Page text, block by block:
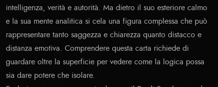
intelligenza, verità e autorità. Ma dietro il suo esteriore calmo
e la sua mente analitica si cela una figura complessa che può
rappresentare tanto saggezza e chiarezza quanto distacco e
distanza emotiva. Comprendere questa carta richiede di
guardare oltre la superficie per vedere come la logica possa
sia dare potere che isolare.